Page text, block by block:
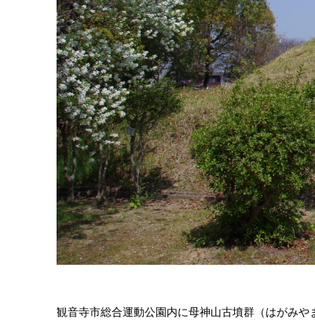
観音寺市総合運動公園内に母神山古墳群（はがみ